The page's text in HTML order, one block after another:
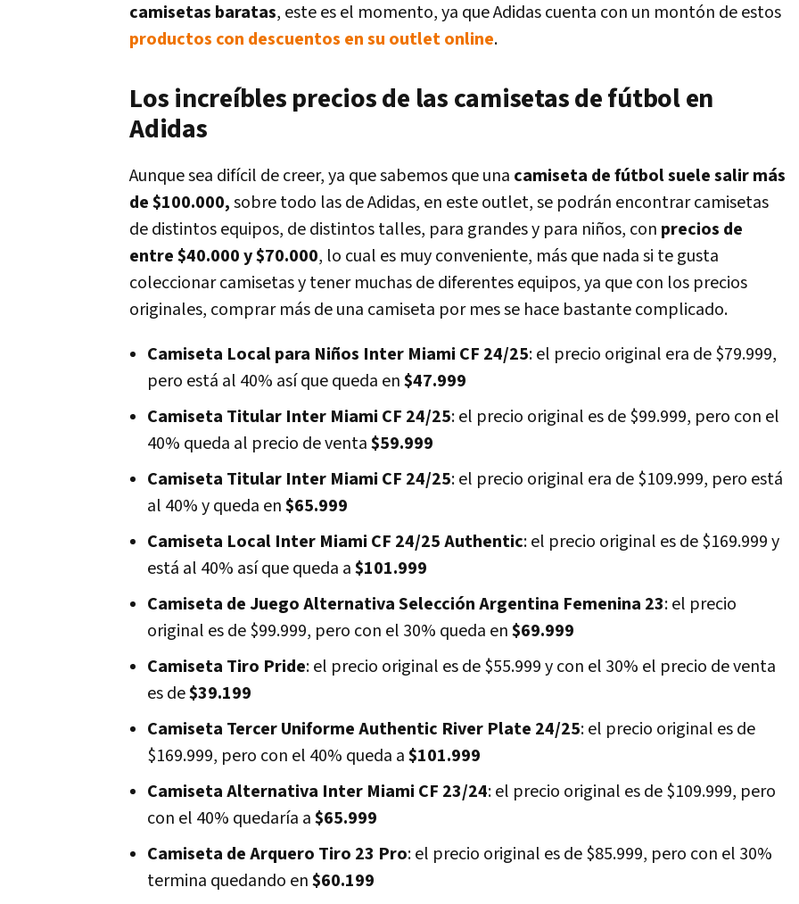
camisetas baratas, este es el momento, ya que Adidas cuenta con un montón de estos
productos con descuentos en su outlet online.
Los increíbles precios de las camisetas de fútbol en
Adidas
Aunque sea difícil de creer, ya que sabemos que una camiseta de fútbol suele salir más
de $100.000,sobre todo las de Adidas, en este outlet, se podrán encontrar camisetas
de distintos equipos, de distintos talles, para grandes y para niños, con precios de
entre $40.000 y $70.000, lo cual es muy conveniente, más que nada si te gusta
coleccionar camisetas y tener muchas de diferentes equipos, ya que con los precios
originales, comprar más de una camiseta por mes se hace bastante complicado.
Camiseta Local para Niños Inter Miami CF 24/25: el precio original era de $79.999,
pero está al 40% así que queda en$47.999
Camiseta Titular Inter Miami CF 24/25: el precio original es de $99.999, pero con el
40% queda al precio de venta$59.999
Camiseta Titular Inter Miami CF 24/25: el precio original era de $109.999, pero está
al 40% y queda en$65.999
Camiseta Local Inter Miami CF 24/25 Authentic: el precio original es de $169.999 y
está al 40% así que queda a$101.999
Camiseta de Juego Alternativa Selección Argentina Femenina 23: el precio
original es de $99.999, pero con el 30% queda en$69.999
Camiseta Tiro Pride: el precio original es de $55.999 y con el 30% el precio de venta
es de$39.199
Camiseta Tercer Uniforme Authentic River Plate 24/25: el precio original es de
$169.999, pero con el 40% queda a$101.999
Camiseta Alternativa Inter Miami CF 23/24: el precio original es de $109.999, pero
con el 40% quedaría a$65.999
Camiseta de Arquero Tiro 23 Pro: el precio original es de $85.999, pero con el 30%
termina quedando en$60.199